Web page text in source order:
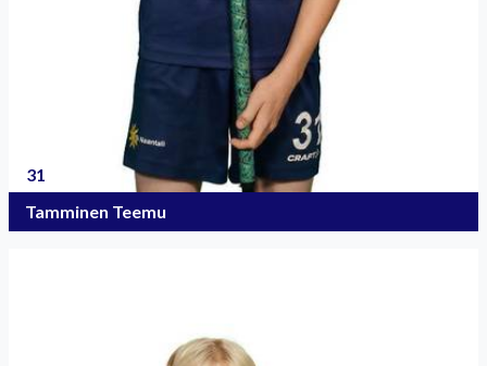
31
Tamminen Teemu